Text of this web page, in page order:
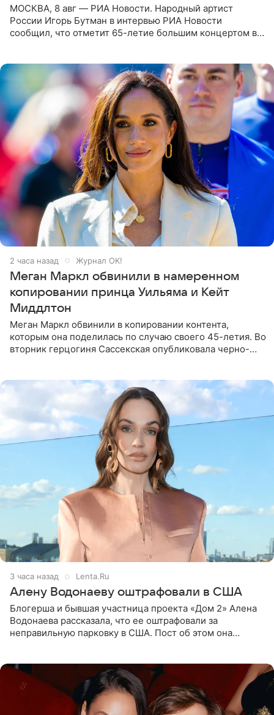
МОСКВА, 8 авг — РИА Новости. Народный артист
России Игорь Бутман в интервью РИА Новости
сообщил, что отметит 65-летие большим концертом в
2 часа назад Журнал OK!
Меган Маркл обвинили в намеренном
копировании принца Уильяма и Кейт
Миддлтон
Меган Маркл обвинили в копировании контента,
которым она поделилась по случаю своего 45-летия. Во
вторник герцогиня Сассекская опубликовала черно-
3 часа назад Lenta.Ru
Алену Водонаеву оштрафовали в США
Блогерша и бывшая участница проекта «Дом 2» Алена
Водонаева рассказала, что ее оштрафовали за
неправильную парковку в США. Пост об этом она